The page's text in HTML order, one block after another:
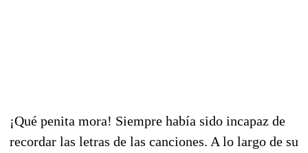
¡Qué penita mora! Siempre había sido incapaz de
recordar las letras de las canciones. A lo largo de su